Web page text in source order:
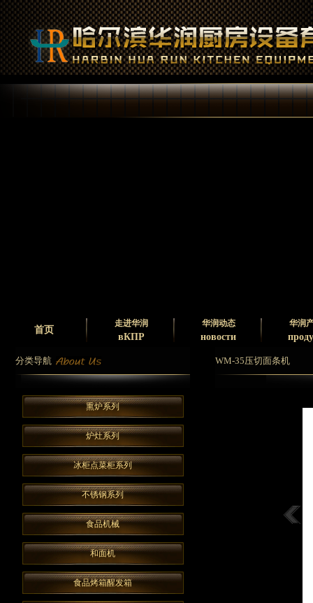
首页
走进华润
вКПР
华润动态
новости
华润
分类导航
熏炉系列
炉灶系列
冰柜点菜柜系列
不锈钢系列
食品机械
和面机
食品烤箱醒发箱
WM-35压切面条机